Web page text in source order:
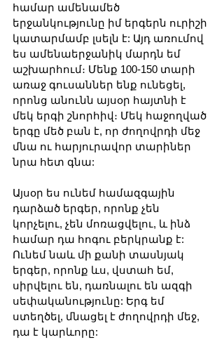
համար ամենամեծ
երջանկությունը իմ երգերն ուրիշի
կատարմամբ լսելն է: Այդ առումով
ես ամենաերջանիկ մարդն եմ
աշխարհում։ Մենք 100-150 տարի
առաջ գուսաններ ենք ունեցել,
որոնց անունն այսօր հայտնի է
մեկ երգի շնորհիվ։ Մեկ հաջողված
երգը մեծ բան է, որ ժողովրդի մեջ
մնա ու հարյուրավոր տարիներ
նրա հետ գնա:
Այսօր ես ունեմ համազգային
դարձած երգեր, որոնք չեն
կորչելու, չեն մոռացվելու, և ինձ
համար դա հոգու բերկրանք է:
Ունեմ նաև մի քանի տասնյակ
երգեր, որոնք ևս, վստահ եմ,
սիրվելու են, դառնալու են ազգի
սեփականությունը: Երգ եմ
ստեղծել, մնացել է ժողովրդի մեջ,
դա է կարևորը: